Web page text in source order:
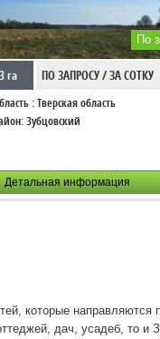
По
га ПО ЗАПРОСУ / ЗА СОТКУ
:Тверская область
Зубцовский
Детальная информация
которые
дач, усадеб, то